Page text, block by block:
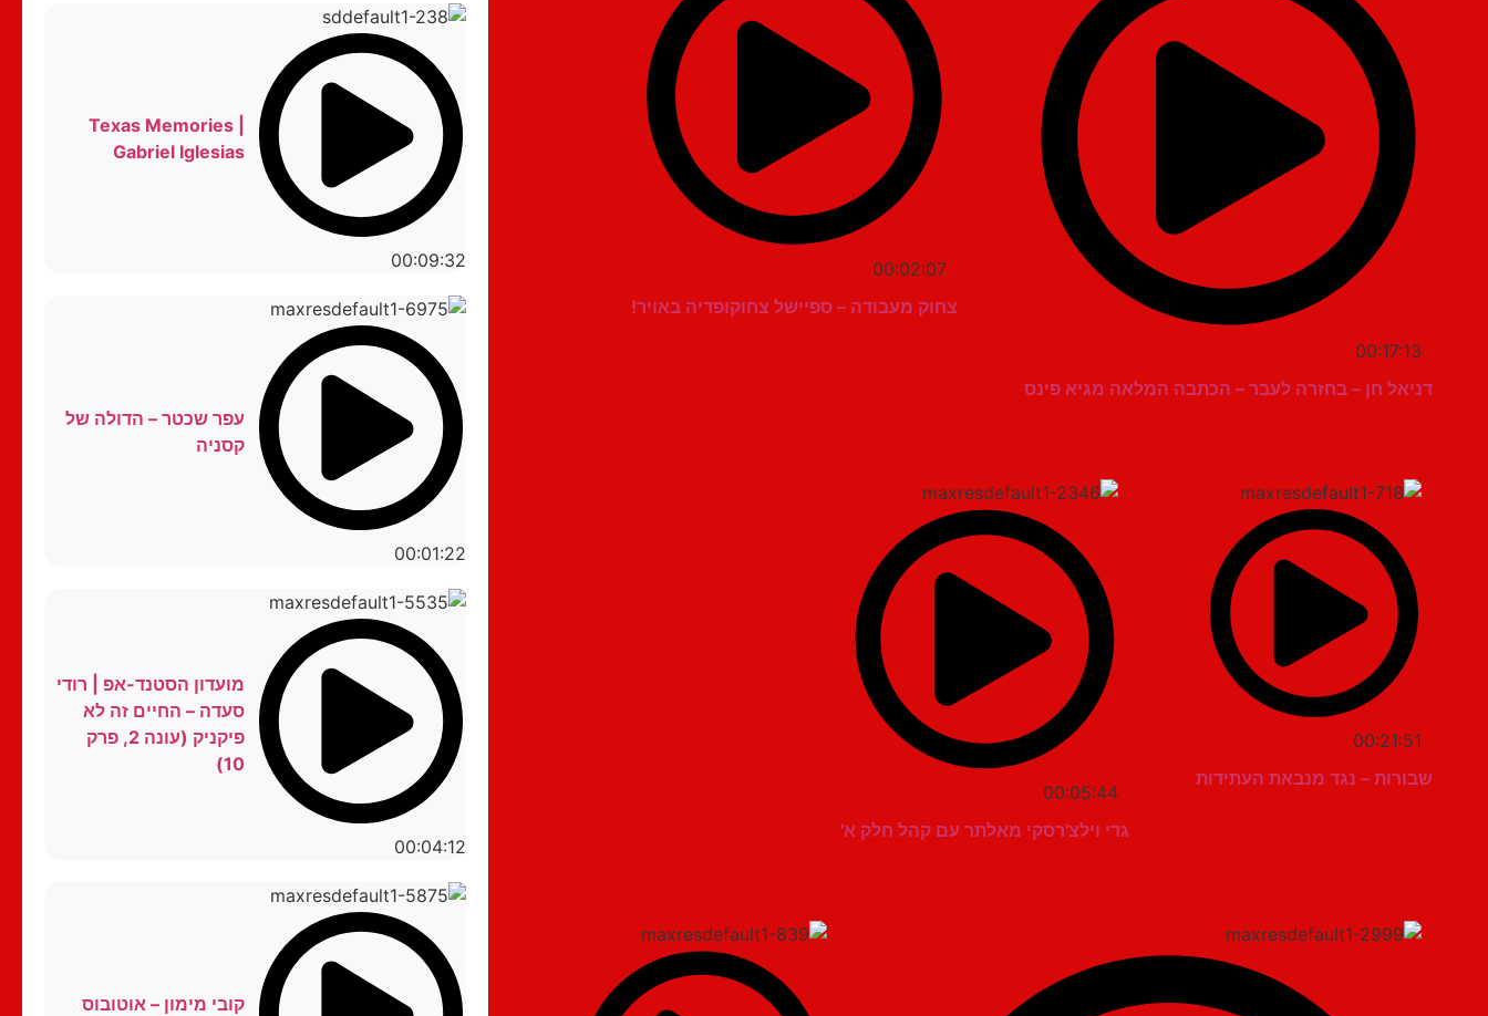
00:17:13
דניאל חן – בחזרה לעבר – הכתבה המלאה מגיא פינס
00:02:07
צחוק מעבודה – ספיישל צחוקופדיה באויר!
00:21:51
שבורות – נגד מנבאת העתידות
00:05:44
גדי וילצ'רסקי מאלתר עם קהל חלק א'
00:09:32
Texas Memories |
Gabriel Iglesias
00:01:22
עפר שכטר – הדולה של
קסניה
00:04:12
מועדון הסטנד-אפ | רודי
סעדה – החיים זה לא
פיקניק (עונה 2, פרק
10)
קובי מימון – אוטובוס